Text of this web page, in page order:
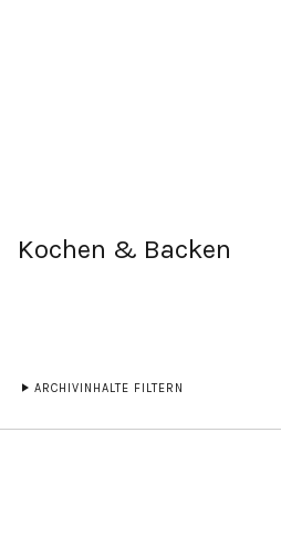
Kochen & Backen
ARCHIVINHALTE FILTERN